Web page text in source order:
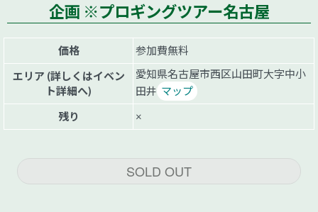
企画 ※プロギングツアー名古屋
価格
参加費無料
エリア (詳しくはイベン
ト詳細へ)
愛知県名古屋市西区山田町大字中小
田井 マップ
残り
×
SOLD OUT